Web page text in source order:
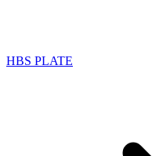
HBS PLATE